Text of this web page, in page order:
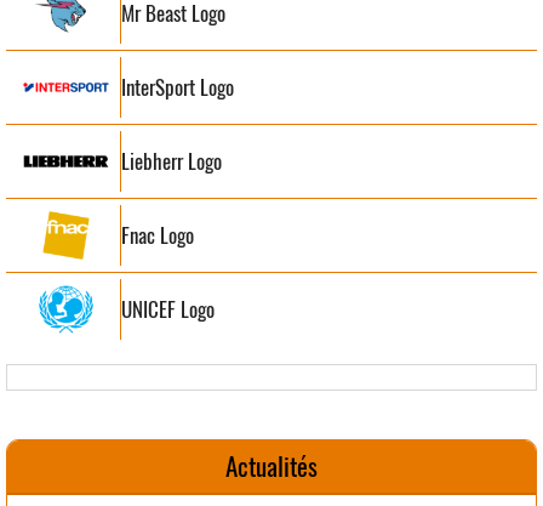
Mr Beast Logo
InterSport Logo
Liebherr Logo
Fnac Logo
UNICEF Logo
Actualités